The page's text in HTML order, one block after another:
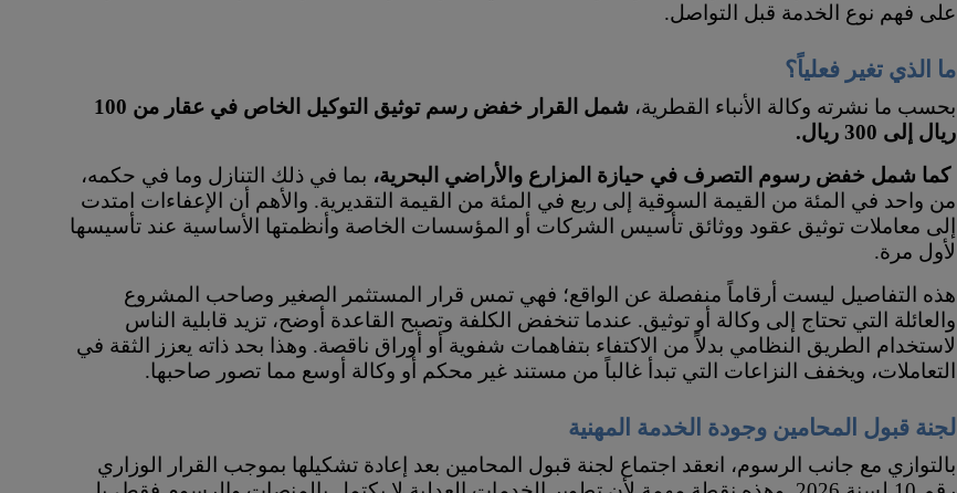
على فهم نوع الخدمة قبل التواصل.
ما الذي تغير فعلياً؟
بحسب ما نشرته وكالة الأنباء القطرية،
شمل القرار خفض رسم توثيق التوكيل الخاص في عقار من 100
ريال إلى 300 ريال.
كما شمل خفض رسوم التصرف في حيازة المزارع والأراضي البحرية، بما في ذلك التنازل وما في حكمه،
من واحد في المئة من القيمة السوقية إلى ربع في المئة من القيمة التقديرية. والأهم أن الإعفاءات امتدت
إلى معاملات توثيق عقود ووثائق تأسيس الشركات أو المؤسسات الخاصة وأنظمتها الأساسية عند تأسيسها
لأول مرة.
هذه التفاصيل ليست أرقاماً منفصلة عن الواقع؛ فهي تمس قرار المستثمر الصغير وصاحب المشروع
والعائلة التي تحتاج إلى وكالة أو توثيق. عندما تنخفض الكلفة وتصبح القاعدة أوضح، تزيد قابلية الناس
لاستخدام الطريق النظامي بدلاً من الاكتفاء بتفاهمات شفوية أو أوراق ناقصة. وهذا بحد ذاته يعزز الثقة في
التعاملات، ويخفف النزاعات التي تبدأ غالباً من مستند غير محكم أو وكالة أوسع مما تصور صاحبها.
لجنة قبول المحامين وجودة الخدمة المهنية
بالتوازي مع جانب الرسوم، انعقد اجتماع لجنة قبول المحامين بعد إعادة تشكيلها بموجب القرار الوزاري